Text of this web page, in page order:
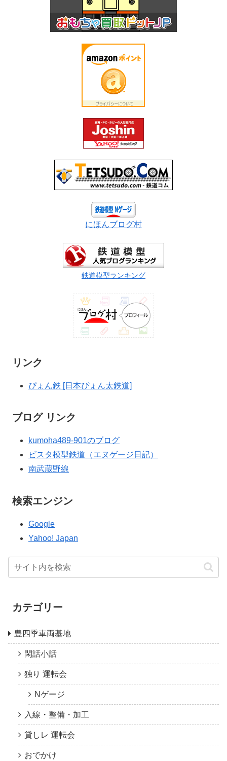
にほんブログ村
鉄道模型ランキング
リンク
ぴょん鉄 [日本ぴょん太鉄道]
ブログ リンク
kumoha489-901のブログ
ビスタ模型鉄道（エヌゲージ日記）
南武蔵野線
検索エンジン
Google
Yahoo! Japan
カテゴリー
豊四季車両基地
閑話小話
独り 運転会
Nゲージ
入線・整備・加工
貸しレ 運転会
おでかけ